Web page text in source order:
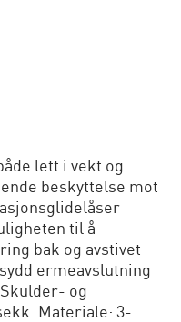
lett i vekt og
beskyttelse mot
til å
bak og avstivet
ermeavslutning
og
Materiale: 3-